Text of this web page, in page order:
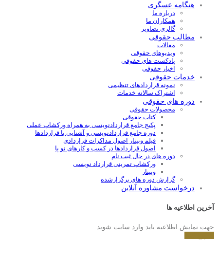
هنگامه عسگری
درباره ما
همکاران ما
گالری تصاویر
مطالب حقوقی
مقالات
ویدیوهای حقوقی
پادکست های حقوقی
اخبار حقوقی
خدمات حقوقی
نمونه قراردادهای تنظیمی
اشتراک سالانه خدمات
دوره های حقوقی
محصولات حقوقی
کتاب حقوقی
پکیج جامع قراردادنویسی به همراه ورکشاپ عملی
دوره جامع قراردادنويسی و آشنايی با قراردادها
فیلم وبینار اصول مذاکرات قراردادی
اصول قراردادها در کسب و کارهای نو پا
دوره های در حال ثبت نام
ورکشاپ تمرینی قرارداد نویسی
وبینار
گزارش دوره های برگزارشده
درخواست مشاوره آنلاین
آخرین اطلاعیه ها
جهت نمایش اطلاعیه باید وارد سایت شوید